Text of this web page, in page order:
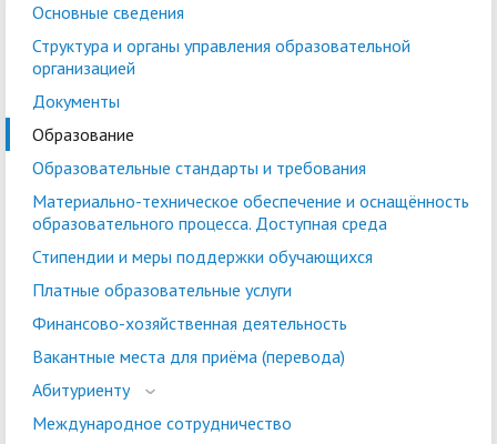
Основные сведения
Структура и органы управления образовательной
организацией
Документы
Образование
Образовательные стандарты и требования
Материально-техническое обеспечение и оснащённость
образовательного процесса. Доступная среда
Стипендии и меры поддержки обучающихся
Платные образовательные услуги
Финансово-хозяйственная деятельность
Вакантные места для приёма (перевода)
Абитуриенту
Международное сотрудничество